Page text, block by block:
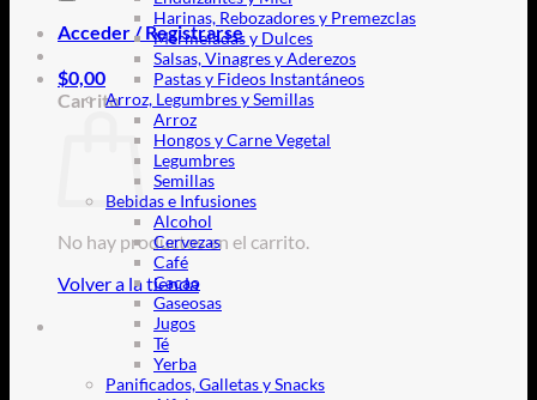
Acceder / Registrarse
$0,00
Carrito
No hay productos en el carrito.
Volver a la tienda
Harinas, Rebozadores y Premezclas
Mermeladas y Dulces
Salsas, Vinagres y Aderezos
Pastas y Fideos Instantáneos
Arroz, Legumbres y Semillas
Arroz
Hongos y Carne Vegetal
Legumbres
Semillas
Bebidas e Infusiones
Alcohol
Cervezas
Café
Cacao
Gaseosas
Jugos
Té
Yerba
Panificados, Galletas y Snacks